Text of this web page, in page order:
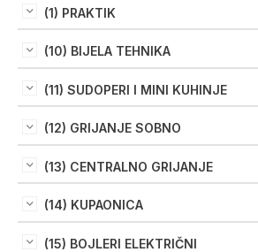
(1) PRAKTIK
(10) BIJELA TEHNIKA
(11) SUDOPERI I MINI KUHINJE
(12) GRIJANJE SOBNO
(13) CENTRALNO GRIJANJE
(14) KUPAONICA
(15) BOJLERI ELEKTRIČNI